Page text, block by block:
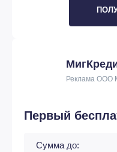
Реклама ООО
Первый
Сумма до: